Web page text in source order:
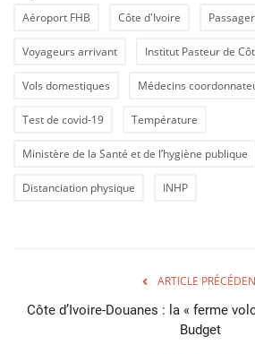
Aéroport FHB Côte d'Ivoire
Voyageurs arrivant Institut Pasteur de
Vols domestiques Médecins
Test de covid-19 Température
Ministère de la Santé et de l’hygiène publique
Distanciation physique INHP
ARTICLE
Côte d’Ivoire-Douanes : la « ferme
Budget